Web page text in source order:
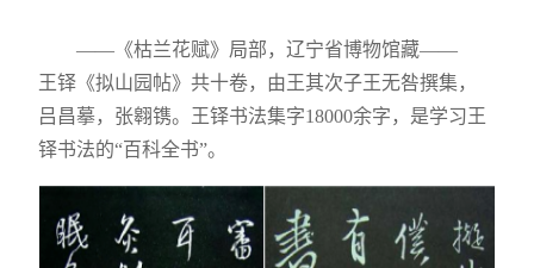
——《枯兰花赋》局部，辽宁省博物馆藏——
王铎《拟山园帖》共十卷，由王其次子王无咎撰集，
吕昌摹，张翱镌。王铎书法集字18000余字，是学习王
铎书法的“百科全书”。